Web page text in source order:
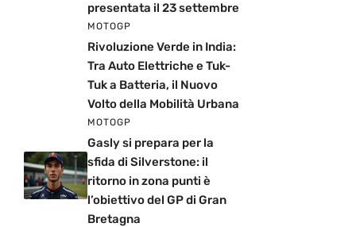
presentata il 23 settembre
MOTOGP
Rivoluzione Verde in India:
Tra Auto Elettriche e Tuk-
Tuk a Batteria, il Nuovo
Volto della Mobilità Urbana
MOTOGP
Gasly si prepara per la
sfida di Silverstone: il
ritorno in zona punti è
l’obiettivo del GP di Gran
Bretagna